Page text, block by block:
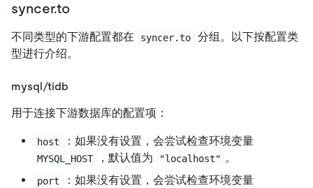
syncer.to
不同类型的下游配置都在 syncer.to
分组。以下按配置类
型进行介绍。
mysql/tidb
用于连接下游数据库的配置项：
host ：如果没有设置，会尝试检查环境变量
MYSQL_HOST ，默认值为 "localhost" 。
port ：如果没有设置，会尝试检查环境变量